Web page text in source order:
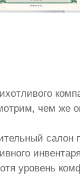
чем же
салон
уровень